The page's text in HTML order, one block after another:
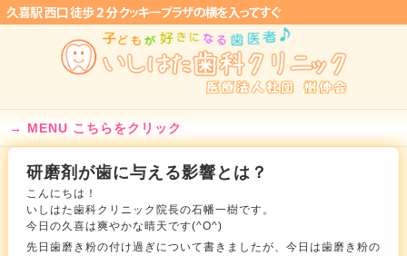
MENU こちらをクリック
研磨剤が歯に与える影響とは？
こんにちは！
いしはた歯科クリニック院長の石幡一樹です。
今日の久喜は爽やかな晴天です(^O^)
先日歯磨き粉の付け過ぎについて書きましたが、今日は歯磨き粉の